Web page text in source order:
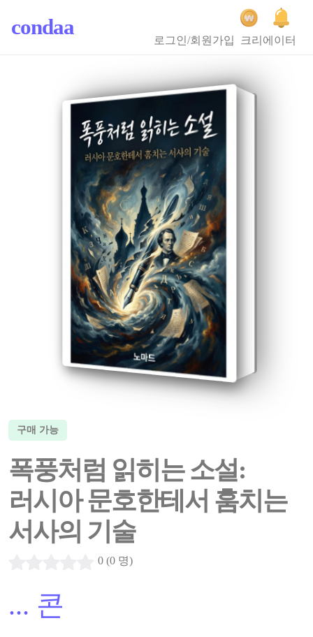
condaa
로그인/회원가입 크리에이터
구매 가능
폭풍처럼 읽히는 소설:
러시아 문호한테서 훔치는
서사의 기술
0 (0 명)
... 콘